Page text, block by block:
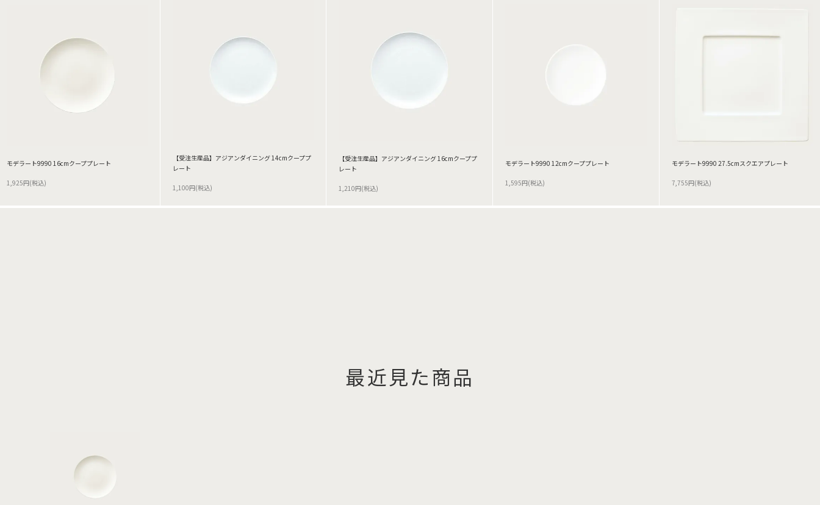
モデラート9990 16cmクーププレート
1,925円(税込)
【受注生産品】アジアンダイニング 14cmクーププ
レート
1,100円(税込)
【受注生産品】アジアンダイニング 16cmクーププ
レート
1,210円(税込)
モデラート9990 12cmクーププレート
1,595円(税込)
モデラート9990 27.5cmスクエアプレート
7,755円(税込)
最近見た商品